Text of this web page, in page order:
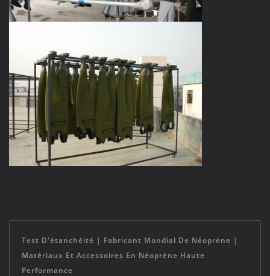
Test D'étanchéité | Fabricant Mondial De Néoprène |
Matériaux Et Accessoires En Néoprène Haute
Performance